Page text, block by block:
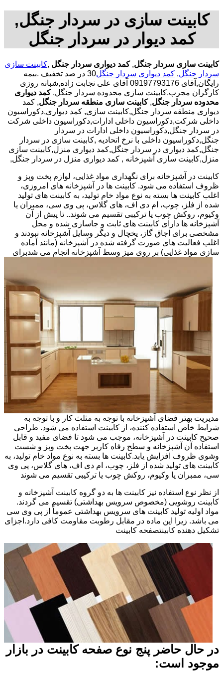
کابینت سازی در سردار جنگل,
کمد دیوار در سردار جنگل
کابینت سازی سردار جنگل,کمد دیواری سردار جنگل ,کابینت سازی
سردار جنگل, کمد دیواری سردار جنگل
30 در صد تخفیف .بیمه
رایگان,آقای 09197793176 آقای علی نجابت زاده,شبانه روزی
کارگران مجرب,کابینت سازی محدوده سردار جنگل,کمد دیواری
محدوده سردار جنگل, کابینت سازی منطقه سردار جنگل, کمد
دیواری منطقه سردار جنگل,کابینت سازی, کمد دیواری,دکوراسیون
داخلی شرکت,دکوراسیون داخلی ادارات,دکوراسیون داخلی شرکت
در سردار جنگل,دکوراسیون داخلی ادارات در سردار
جنگل,دکوراسیون داخلی با نرخ اتحادیه ,کابینت سازی در سردار
جنگل,کمد دیواری در سردار جنگل,کمد دیواری منزل,کابینت سازی
منزل,کابینت سازی آشپزخانه , کمد دیواری منزل در سردار جنگل,
کابینت در آشپزخانه برای نگهداری مواد غذایی، لوازم پخت وپز و
ظروف استفاده می شود. کابینت ها در آشپزخانه های امروزی،
اغلب کابینت ها بسته به نوع مواد خام تولید، به کابینت های تولید
شده از فلز، چوب، ام دی اف، های گلاس، پی وی سی، ممبران یا
وکیوم، روکش چوب یا ترکیبی تقسیم می شوند.. تا پیش از آن
آشپزخانه ها دارای کابینت های ثابت و جاسازی شده و محل
مشخصی برای اجاق گاز، یخچال و دیگر وسایل آشپزخانه نبودند و
اغلب فعالیت های صورت گرفته شده در آشپزخانه (مانند آماده
سازی مواد غذایی) بر روی میز وسط آشپزخانه انجام می شدبرای
مدیریت بهتر فضای آشپزخانه با توجه به مثلث کار و با توجه به
شرایط خاص استفاده کننده، از کابینت استفاده می شود. طراحی
صحیح کابینت در آشپزخانه، موجب می شود تا فضای مفید و قابل
استفاده آن آشپزخانه و سطح رفاه کاربر جهت پخت وپز و شست
وشوی ظروف افزایش یابد.کابینت ها بسته به نوع مواد خام تولید، به
کابینت های تولید شده از فلز، چوب، ام دی اف، های گلاس، پی وی
سی، ممبران یا وکیوم، روکش چوب یا ترکیبی تقسیم می شوند
از نظر نوع استفاده نیز کابینت ها به دو گروه کابینت آشپزخانه و
کابینت روشویی (مخصوص سرویس بهداشتی) تقسیم می گردند.
مواد اولیه تولید کابینت های سرویس بهداشتی عموماً از پی وی سی
می باشد. زیرا این ماده در مقابل رطوبت مقاومت کافی دارد.اجزای
تشکیل دهنده کابینتصفحه کابینت
در حال حاضر پنج نوع صفحه کابینت در بازار
موجود است: